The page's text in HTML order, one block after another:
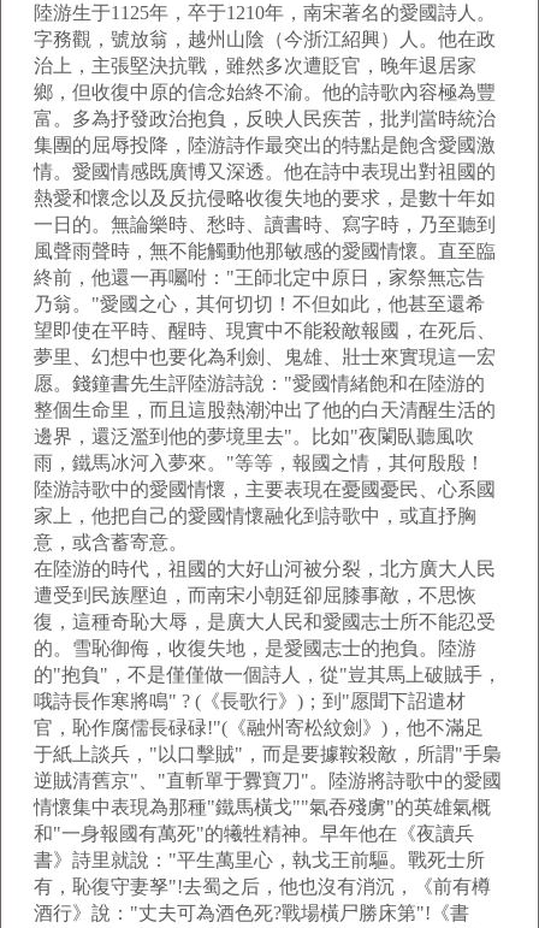
陸游生于1125年，卒于1210年，南宋著名的愛國詩人。
字務觀，號放翁，越州山陰（今浙江紹興）人。他在政
治上，主張堅決抗戰，雖然多次遭貶官，晚年退居家
鄉，但收復中原的信念始終不渝。他的詩歌內容極為豐
富。多為抒發政治抱負，反映人民疾苦，批判當時統治
集團的屈辱投降，陸游詩作最突出的特點是飽含愛國激
情。愛國情感既廣博又深透。他在詩中表現出對祖國的
熱愛和懷念以及反抗侵略收復失地的要求，是數十年如
一日的。無論樂時、愁時、讀書時、寫字時，乃至聽到
風聲雨聲時，無不能觸動他那敏感的愛國情懷。直至臨
終前，他還一再囑咐："王師北定中原日，家祭無忘告
乃翁。"愛國之心，其何切切！不但如此，他甚至還希
望即使在平時、醒時、現實中不能殺敵報國，在死后、
夢里、幻想中也要化為利劍、鬼雄、壯士來實現這一宏
愿。錢鐘書先生評陸游詩說："愛國情緒飽和在陸游的
整個生命里，而且這股熱潮沖出了他的白天清醒生活的
邊界，還泛濫到他的夢境里去"。比如"夜闌臥聽風吹
雨，鐵馬冰河入夢來。"等等，報國之情，其何殷殷！
陸游詩歌中的愛國情懷，主要表現在憂國憂民、心系國
家上，他把自己的愛國情懷融化到詩歌中，或直抒胸
意，或含蓄寄意。
在陸游的時代，祖國的大好山河被分裂，北方廣大人民
遭受到民族壓迫，而南宋小朝廷卻屈膝事敵，不思恢
復，這種奇恥大辱，是廣大人民和愛國志士所不能忍受
的。雪恥御侮，收復失地，是愛國志士的抱負。陸游
的"抱負"，不是僅僅做一個詩人，從"豈其馬上破賊手，
哦詩長作寒將鳴" ? (《長歌行》)；到"愿聞下詔遣材
官，恥作腐儒長碌碌!"(《融州寄松紋劍》)，他不滿足
于紙上談兵，"以口擊賊"，而是要據鞍殺敵，所謂"手梟
逆賊清舊京"、"直斬單于釁寶刀"。陸游將詩歌中的愛國
情懷集中表現為那種"鐵馬橫戈""氣吞殘虜"的英雄氣概
和"一身報國有萬死"的犧牲精神。早年他在《夜讀兵
書》詩里就說："平生萬里心，執戈王前驅。戰死士所
有，恥復守妻孥"!去蜀之后，他也沒有消沉，《前有樽
酒行》說："丈夫可為酒色死?戰場橫尸勝床第"!《書